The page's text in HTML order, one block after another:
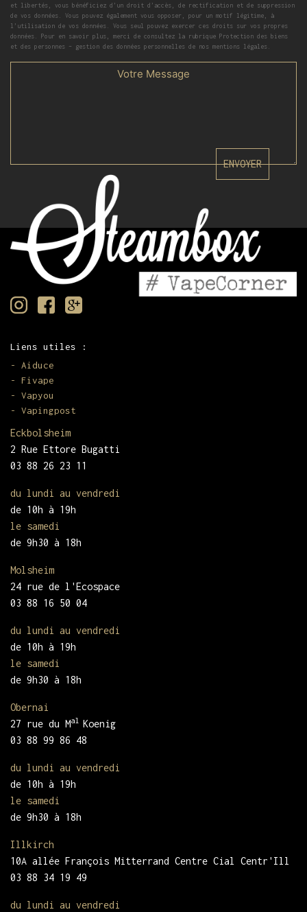
et libertés, vous bénéficiez d’un droit d’accès, de rectification et de suppression
de vos données. Vous pouvez également vous opposer, pour un motif légitime, à
l’utilisation de vos données. Vous seul pouvez exercer ces droits sur vos propres
données. Pour en savoir plus, merci de consultez la rubrique Protection des biens
et des personnes – gestion des données personnelles de nos mentions légales.
ENVOYER
Liens utiles :
- Aiduce
- Fivape
- Vapyou
- Vapingpost
Eckbolsheim
2 Rue Ettore Bugatti
03 88 26 23 11
du lundi au vendredi
de 10h à 19h
le samedi
de 9h30 à 18h
Molsheim
24 rue de l'Ecospace
03 88 16 50 04
du lundi au vendredi
de 10h à 19h
le samedi
de 9h30 à 18h
Obernai
27 rue du Mal Koenig
03 88 99 86 48
du lundi au vendredi
de 10h à 19h
le samedi
de 9h30 à 18h
Illkirch
10A allée François Mitterrand Centre Cial Centr'Ill
03 88 34 19 49
du lundi au vendredi